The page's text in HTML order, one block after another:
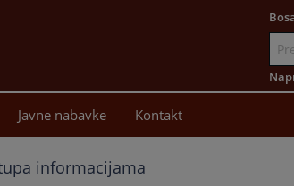
Javne nabavke Kontakt
informacijama